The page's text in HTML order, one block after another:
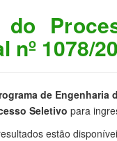
nº 1078/
de Engenharia
Seletivo para
estão